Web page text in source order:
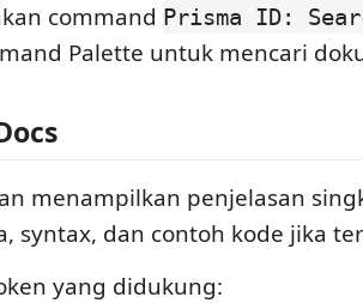
command Prisma ID:
Palette untuk mencari
menampilkan penjelasan
syntax, dan contoh kode jika
yang didukung: